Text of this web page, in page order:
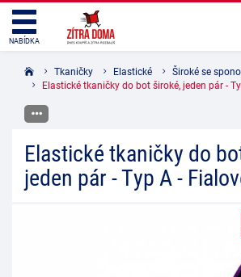
NABÍDKA
Tkaničky Elastické
Široké se
Elastické tkaničky do bot široké, jeden pár -
Elastické tkaničky do
jeden pár - Typ A -